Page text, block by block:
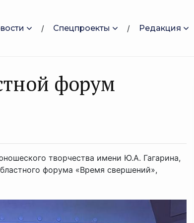
Спецпроекты Редакция
форум
творчества имени Ю.А. Гагарина,
форума «Время свершений»,